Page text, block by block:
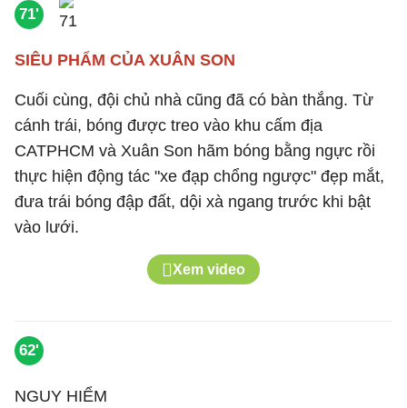
71'
SIÊU PHẨM CỦA XUÂN SON
Cuối cùng, đội chủ nhà cũng đã có bàn thắng. Từ
cánh trái, bóng được treo vào khu cấm địa
CATPHCM và Xuân Son hãm bóng bằng ngực rồi
thực hiện động tác "xe đạp chổng ngược" đẹp mắt,
đưa trái bóng đập đất, dội xà ngang trước khi bật
vào lưới.
Xem video
62'
NGUY HIỂM